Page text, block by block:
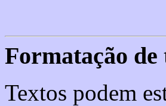
Formatação de
Textos podem